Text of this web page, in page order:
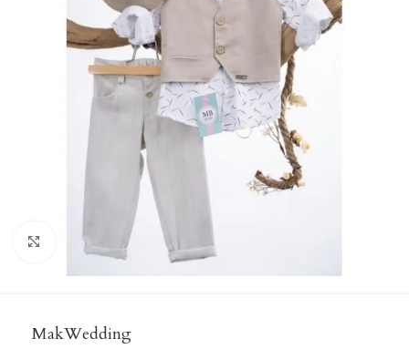
Click to enlarge
MakWedding